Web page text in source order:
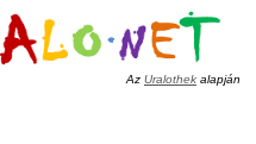
Az Uralothek alapján